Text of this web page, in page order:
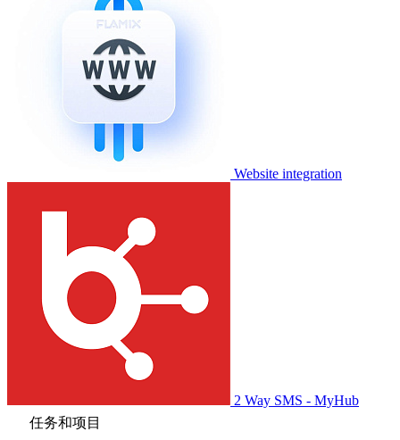
Website integration
2 Way SMS - MyHub
任务和项目